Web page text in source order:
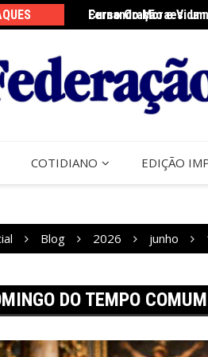
Fernando Moraes:
Curso Oração e Vida
COTIDIANO EDIÇÃO
Blog 2026 junho
DO TEMPO COMUM